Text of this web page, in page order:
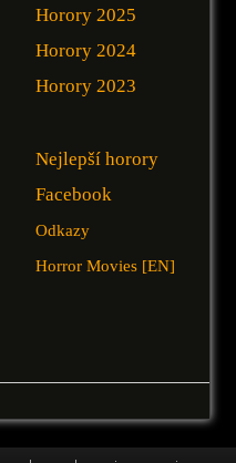
Horory 2025
Horory 2024
Horory 2023
Nejlepší horory
Facebook
Odkazy
Horror Movies [EN]